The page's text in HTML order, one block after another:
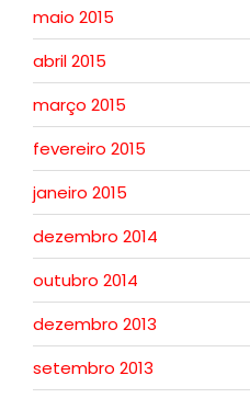
maio 2015
abril 2015
março 2015
fevereiro 2015
janeiro 2015
dezembro 2014
outubro 2014
dezembro 2013
setembro 2013